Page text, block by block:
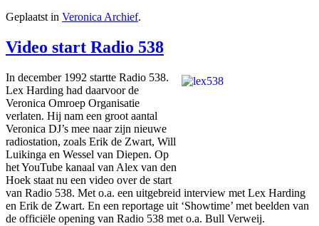
Geplaatst in Veronica Archief.
Video start Radio 538
In december 1992 startte Radio 538.
Lex Harding had daarvoor de
Veronica Omroep Organisatie
verlaten. Hij nam een groot aantal
Veronica DJ’s mee naar zijn nieuwe
radiostation, zoals Erik de Zwart, Will
Luikinga en Wessel van Diepen. Op
het YouTube kanaal van Alex van den
Hoek staat nu een video over de start
van Radio 538. Met o.a. een uitgebreid interview met Lex Harding
en Erik de Zwart. En een reportage uit ‘Showtime’ met beelden van
de officiële opening van Radio 538 met o.a. Bull Verweij.